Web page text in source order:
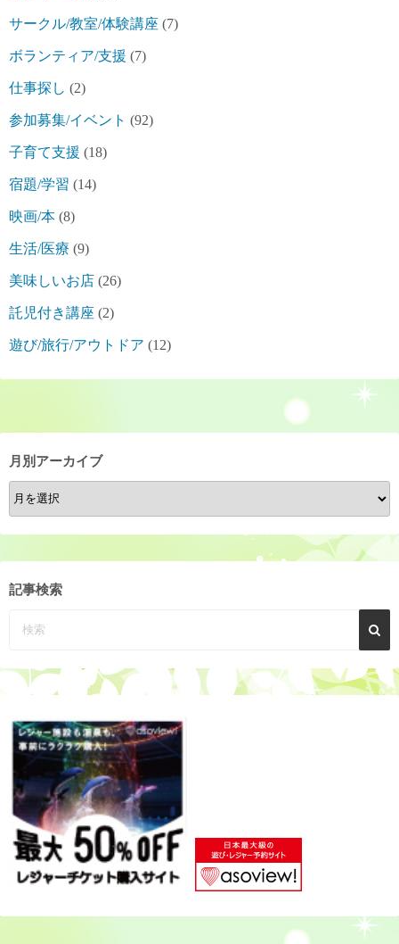
サークル/教室/体験講座 (7)
ボランティア/支援 (7)
仕事探し (2)
参加募集/イベント (92)
子育て支援 (18)
宿題/学習 (14)
映画/本 (8)
生活/医療 (9)
美味しいお店 (26)
託児付き講座 (2)
遊び/旅行/アウトドア (12)
月別アーカイブ
月
別
ア
ー
カ
記事検索